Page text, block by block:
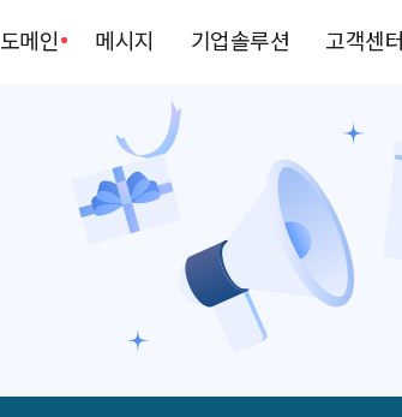
도메인 메시지 기업솔루션 고객센터